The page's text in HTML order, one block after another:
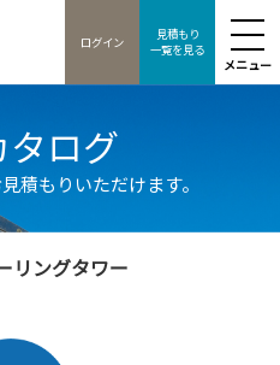
メニュー
ログイン
見積もり
一覧を見る
ログ
積もりいただけます。
リングタワー